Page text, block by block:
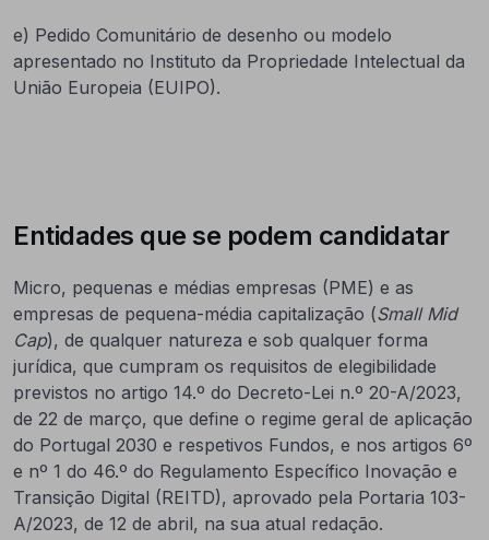
e) Pedido Comunitário de desenho ou modelo
apresentado no Instituto da Propriedade Intelectual da
União Europeia (EUIPO).
Entidades que se podem candidatar
Micro, pequenas e médias empresas (PME) e as
empresas de pequena-média capitalização (Small Mid
Cap), de qualquer natureza e sob qualquer forma
jurídica, que cumpram os requisitos de elegibilidade
previstos no artigo 14.º do Decreto-Lei n.º 20-A/2023,
de 22 de março, que define o regime geral de aplicação
do Portugal 2030 e respetivos Fundos, e nos artigos 6º
e nº 1 do 46.º do Regulamento Específico Inovação e
Transição Digital (REITD), aprovado pela Portaria 103-
A/2023, de 12 de abril, na sua atual redação.